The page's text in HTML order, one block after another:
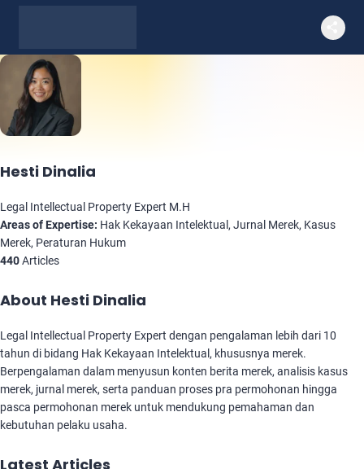
Hesti Dinalia
Legal Intellectual Property Expert M.H
Areas of Expertise: Hak Kekayaan Intelektual, Jurnal Merek, Kasus
Merek, Peraturan Hukum
440Articles
About Hesti Dinalia
Legal Intellectual Property Expert dengan pengalaman lebih dari 10
tahun di bidang Hak Kekayaan Intelektual, khususnya merek.
Berpengalaman dalam menyusun konten berita merek, analisis kasus
merek, jurnal merek, serta panduan proses pra permohonan hingga
pasca permohonan merek untuk mendukung pemahaman dan
kebutuhan pelaku usaha.
Latest Articles